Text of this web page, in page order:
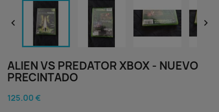
 
ALIEN VS PREDATOR XBOX - NUEVO
PRECINTADO
125.00 €